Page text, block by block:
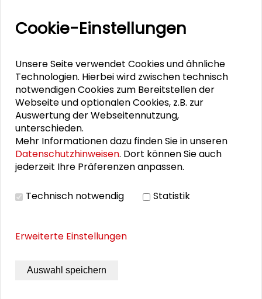
Interkulturelle Öffnung und
Willkommenskultur in strukturschwachen
Kommunen
Potenzialbericht. Erste Ergebnisse der
Erhebungen vor Ort
Willkommenskultur als Strategie zur
Gewinnung von Fachkräften – sind wir
bereit für mehr Zuwanderung?
THEMEN ZU DIESEM BEITRAG
Demographie und Strukturwandel
Cookie-Einstellungen
Unsere Seite verwendet Cookies und ähnliche
Technologien. Hierbei wird zwischen technisch
notwendigen Cookies zum Bereitstellen der
Webseite und optionalen Cookies, z.B. zur
Auswertung der Webseitennutzung,
unterschieden.
Mehr Informationen dazu finden Sie in unseren
Datenschutzhinweisen. Dort können Sie auch
jederzeit Ihre Präferenzen anpassen.
Technisch notwendig Statistik
Erweiterte Einstellungen
Auswahl speichern